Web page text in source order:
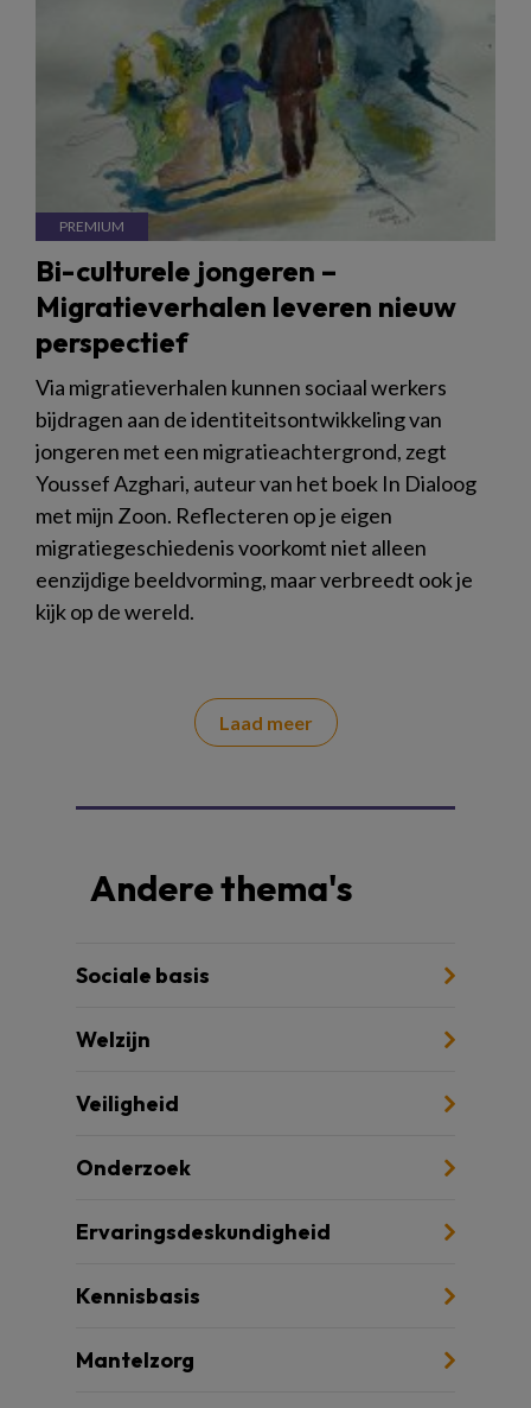
Bi-culturele jongeren –
Migratieverhalen leveren nieuw
perspectief
Via migratieverhalen kunnen sociaal werkers
bijdragen aan de identiteitsontwikkeling van
jongeren met een migratieachtergrond, zegt
Youssef Azghari, auteur van het boek In Dialoog
met mijn Zoon. Reflecteren op je eigen
migratiegeschiedenis voorkomt niet alleen
eenzijdige beeldvorming, maar verbreedt ook je
kijk op de wereld.
Laad meer
Andere thema's
Sociale basis
Welzijn
Veiligheid
Onderzoek
Ervaringsdeskundigheid
Kennisbasis
Mantelzorg